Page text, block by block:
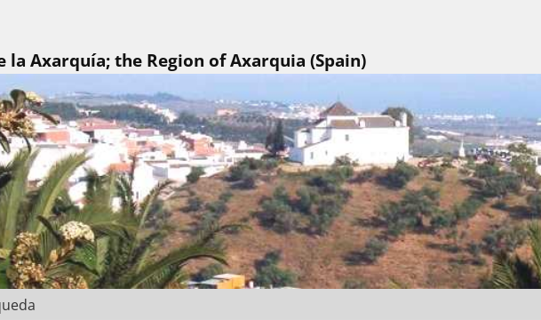
la Axarquía; the Region of Axarquia (Spain)